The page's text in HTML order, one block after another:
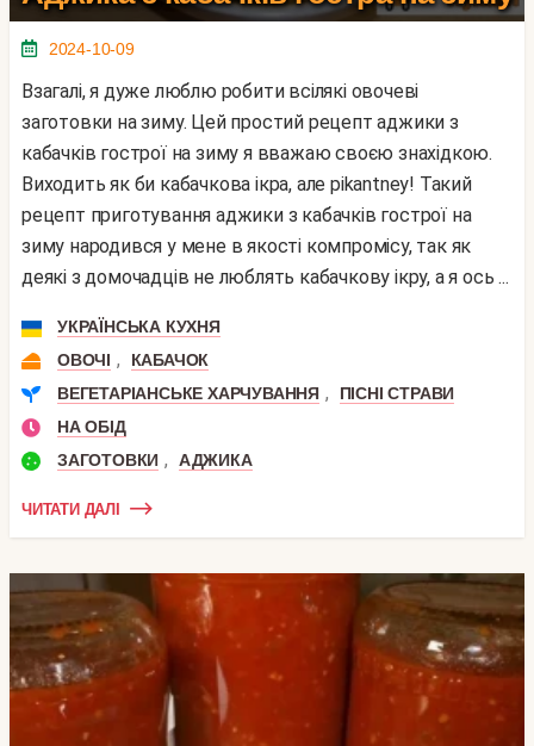
2024-10-09
Взагалі, я дуже люблю робити всілякі овочеві
заготовки на зиму. Цей простий рецепт аджики з
кабачків гострої на зиму я вважаю своєю знахідкою.
Виходить як би кабачкова ікра, але pikantney! Такий
рецепт приготування аджики з кабачків гострої на
зиму народився у мене в якості компромісу, так як
деякі з домочадців не люблять кабачкову ікру, а я ось ...
УКРАЇНСЬКА КУХНЯ
ОВОЧІ ,
КАБАЧОК
ВЕГЕТАРІАНСЬКЕ ХАРЧУВАННЯ ,
ПІСНІ СТРАВИ
НА ОБІД
ЗАГОТОВКИ , АДЖИКА
ЧИТАТИ ДАЛІ